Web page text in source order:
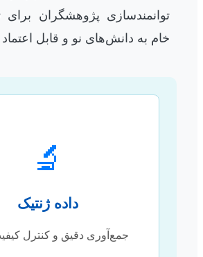
توانمندسازی پژوهشگران برای
خام به دانش‌های نو و قابل
🔬
داده ژنتیک
جمع‌آوری دقیق و کنترل